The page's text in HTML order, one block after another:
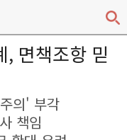
면책조항 믿
의' 부각
책임